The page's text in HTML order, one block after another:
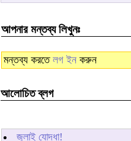
আপনার মন্তব্য লিখুনঃ
মন্তব্য করতে লগ ইন করুন
আলোচিত ব্লগ
জুলাই যোদ্ধা!